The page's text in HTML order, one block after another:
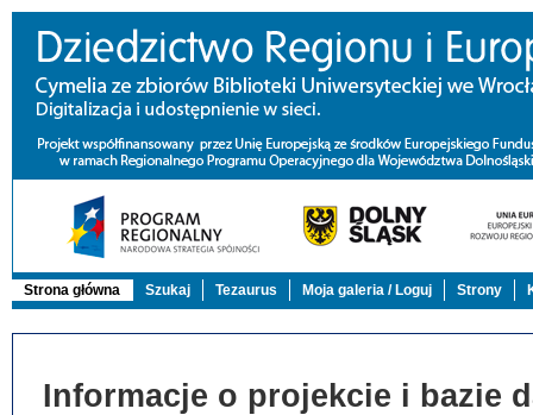
Strona główna Szukaj Tezaurus Moja galeria / Loguj Strony
Informacje o projekcie i bazie